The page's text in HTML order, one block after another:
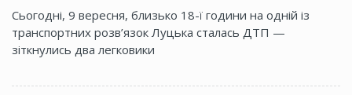
Сьогодні, 9 вересня, близько 18-ї години на одній із
транспортних розв’язок Луцька сталась ДТП —
зіткнулись два легковики